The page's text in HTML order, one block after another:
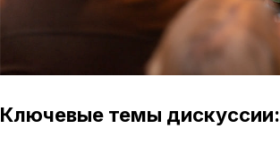
Ключевые темы дискуссии: